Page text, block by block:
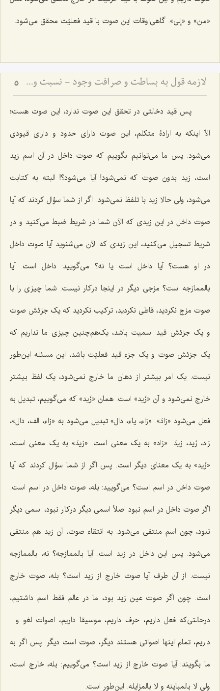
«من» و «إلى». گاهى‌اوقات این صوت با قید فعلیّت محقق می‌شود.
لازمه قول به بساطت و صرافت وجود - نسبت وجود بسیط با تعینات و عالم کثرت 5
پس قید دخالتى در تحقق این صوت ندارد، این صوت هست؛
الاّ اینکه به ارادۀ متکلم، این صوت داراى حدود و داراى قیودى
مى‌شود. پس ما می‌توانیم بگوییم که صوت داخل در آن اسم زید
است، زید بدون صوت که نمى‌شود! آیا مى‌شود؟! البته به کتابت
مى‌شود، ولى حالا زید با تلفظ نمی‌شود. اگر از شما سؤال کردند که آیا
صوت داخل در این زیدى که الآن شما در شریط ضبط می‌کنید و در
شریط تسجیل می‌کنید، این زیدی که الآن مى‌شنوید آیا صوت داخل
در او هست؟ آیا داخل است یا نه؟ می‌گویید: داخل است. آیا
بالممازجه است؟ مزجى دیگر در اینجا درکار نیست. شما چیزى را با
صوت مزج نکردید، قاطى نکردید، ترکیب نکردید که یک جزئش صوت
و یک جزئش قید اسمیت باشد، یک‌هم‌چنین چیزى ما نداریم که
یک جزئش صوت و یک جزء قید فعلیّت باشد، این مسئله این‌طور
نیست. یک امر بیشتر از دهان ما خارج نمى‌شود، یک لفظ بیشتر
خارج نمى‌شود و آن «زَید» است. همان «زَید» که می‌گوییم، تبدیل به
فعل مى‌شود «زادَ». «زاء، یاء، دال» تبدیل مى‌شود به «زاء، الف، دال»،
زاد، زَید، زیدَ. «زاد» به یک معنی است. «زیدَ» به یک معنی است،
«زَید» به یک معناى دیگر است. پس اگر از شما سؤال کردند که آیا
صوت داخل در اسم است؟ می‌گویید: بله، صوت داخل در اسم است.
اگر صوت داخل در اسم نبود اصلاً اسمى دیگر درکار نبود، اسمى دیگر
نبود، چون اسم منتفى مى‌شود. به انتقاء صوت، آن زید هم منتفى
مى‌شود. پس این داخل در زید است. آیا بالممازجه؟ نه، بالممازجه
نیست. از آن طرف آیا صوت خارج از زید است؟ بله، صوت خارج
است. چون اگر صوت عین زید بود، ما در عالم فقط اسم داشتیم،
درحالتی‌که فعل داریم، حرف داریم، موسیقا داریم، اصوات لغو و...
داریم، تمام اینها اصواتى هستند دیگر، صوت است دیگر. پس اگر به
ما بگویند: آیا صوت خارج از زید است؟ می‌گوییم: بله، خارج است،
ولى لا بالمباینه و لا بالمزایله. این‌طور است.